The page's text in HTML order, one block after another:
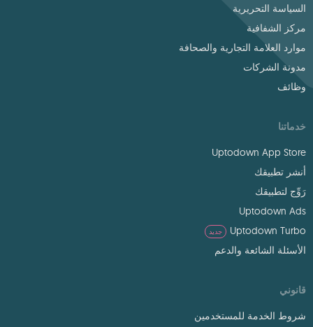
السياسة التحريرية
مركز الشفافية
موارد العلامة التجارية والصحافة
مدونة الشركات
وظائف
خدماتنا
Uptodown App Store
أنشر تطبيقك
رَوِّج لتطبيقك
Uptodown Ads
Uptodown Turbo
جديد
الأسئلة الشائعة والدعم
قانوني
شروط الخدمة للمستخدمين